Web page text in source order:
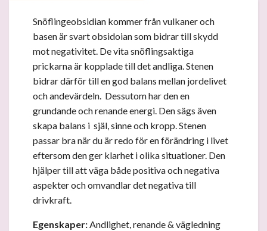
Snöflingeobsidian kommer från vulkaner och
basen är svart obsidoian som bidrar till skydd
mot negativitet. De vita snöflingsaktiga
prickarna är kopplade till det andliga. Stenen
bidrar därför till en god balans mellan jordelivet
och andevärdeln. Dessutom har den en
grundande och renande energi. Den sägs även
skapa balans i själ, sinne och kropp. Stenen
passar bra när du är redo för en förändring i livet
eftersom den ger klarhet i olika situationer. Den
hjälper till att väga både positiva och negativa
aspekter och omvandlar det negativa till
drivkraft.
Egenskaper:Andlighet, renande & vägledning